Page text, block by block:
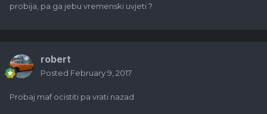
probija, pa ga jebu vremenski uvjeti ?
robert
Posted February 9, 2017
Probaj maf ocistiti pa vrati nazad